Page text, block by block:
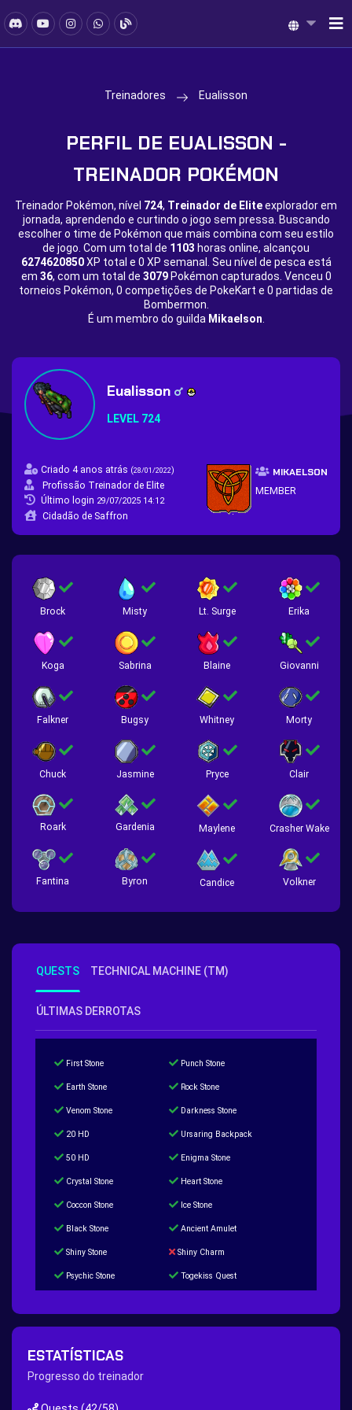
Treinadores Eualisson
PERFIL DE EUALISSON -
TREINADOR POKÉMON
Treinador Pokémon, nível 724, Treinador de Eliteexplorador em
jornada, aprendendo e curtindo o jogo sem pressa. Buscando
escolher o time de Pokémon que mais combina com seu estilo
de jogo. Com um total de 1103 horas online, alcançou
6274620850XP total e 0 XP semanal. Seu nível de pesca está
em 36, com um total de 3079Pokémon capturados. Venceu 0
torneios Pokémon, 0 competições de PokeKart e 0 partidas de
Bombermon.
É um membro do guilda Mikaelson
Eualisson
LEVEL 724
Criado 4 anos atrás (28/01/2022)
Profissão Treinador de Elite
Último login 29/07/2025 14:12
Cidadão de Saffron
MIKAELSON
MEMBER
Brock Misty Lt. Surge Erika
Koga Sabrina Blaine Giovanni
Falkner Bugsy Whitney Morty
Chuck Jasmine Pryce Clair
Roark Gardenia Maylene Crasher Wake
Fantina Byron Candice Volkner
QUESTS TECHNICAL MACHINE (TM)
ÚLTIMAS DERROTAS
First Stone Punch Stone
Earth Stone Rock Stone
Venom Stone Darkness Stone
20 HD Ursaring Backpack
50 HD Enigma Stone
Crystal Stone Heart Stone
Coccon Stone Ice Stone
Black Stone Ancient Amulet
Shiny Stone Shiny Charm
Psychic Stone Togekiss Quest
200 Great Ball Quest
Hippie Outfit Quest
ESTATÍSTICAS
Progresso do treinador